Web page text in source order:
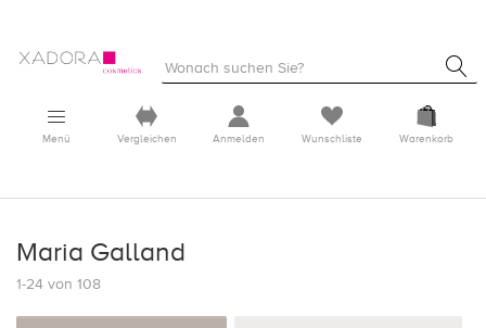
Menü Vergleichen Anmelden Wunschliste Warenkorb
Maria Galland
1-24 von 108